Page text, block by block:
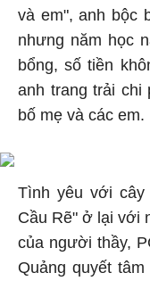
và em", anh bộc
nhưng năm học
bổng, số tiền
anh trang trải chi
bố mẹ và các em.
Tình yêu với cây
Cầu Rẽ" ở lại với
của người thầy,
Quảng quyết